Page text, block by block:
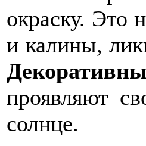
окраску. Это
и калины,
проявляют
солнце.